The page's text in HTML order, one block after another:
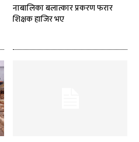
नाबालिका बलात्कार प्रकरण फरार
शिक्षक हाजिर भए